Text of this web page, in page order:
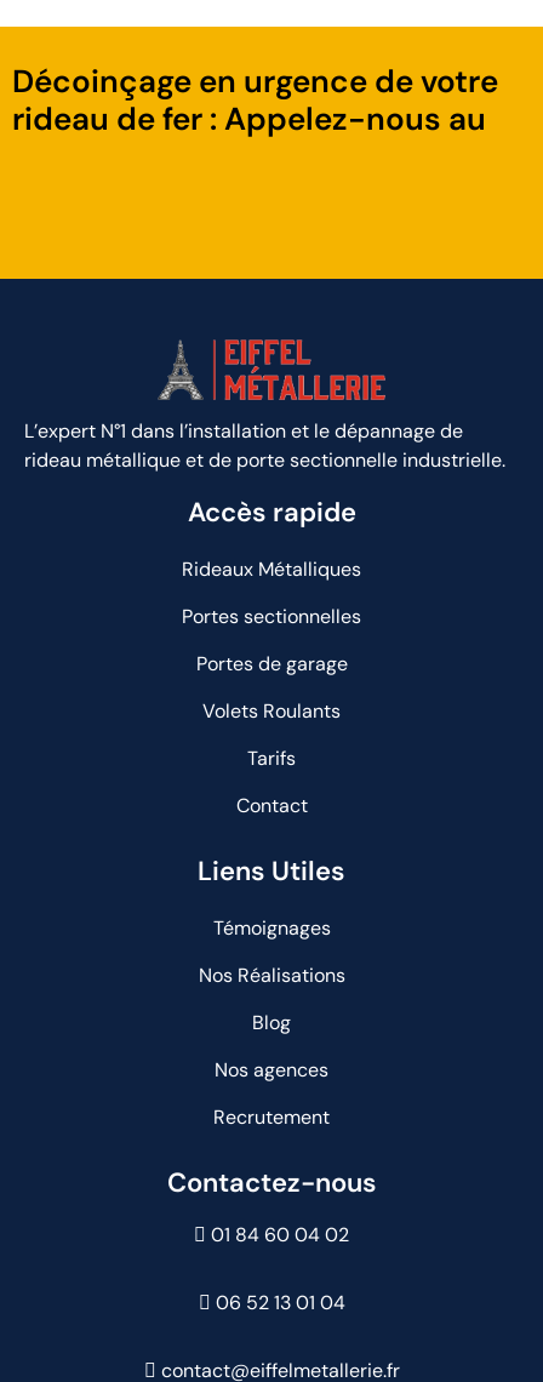
Décoinçage en urgence de votre
rideau de fer : Appelez-nous au
L’expert N°1 dans l’installation et le dépannage de
rideau métallique et de porte sectionnelle industrielle.
Accès rapide
Rideaux Métalliques
Portes sectionnelles
Portes de garage
Volets Roulants
Tarifs
Contact
Liens Utiles
Témoignages
Nos Réalisations
Blog
Nos agences
Recrutement
Contactez-nous
01 84 60 04 02
06 52 13 01 04
contact@eiffelmetallerie.fr